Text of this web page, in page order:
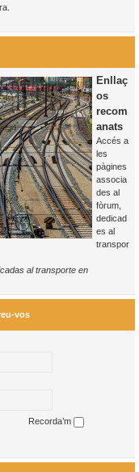
Enllaç
os
recom
anats
Accés a
les
pàgines
associa
des al
fòrum,
dedicad
es al
transpor
al transporte en
vos
Recorda’m